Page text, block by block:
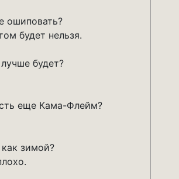
ошиповать?
будет нельзя.
будет?
еще Кама-Флейм?
зимой?